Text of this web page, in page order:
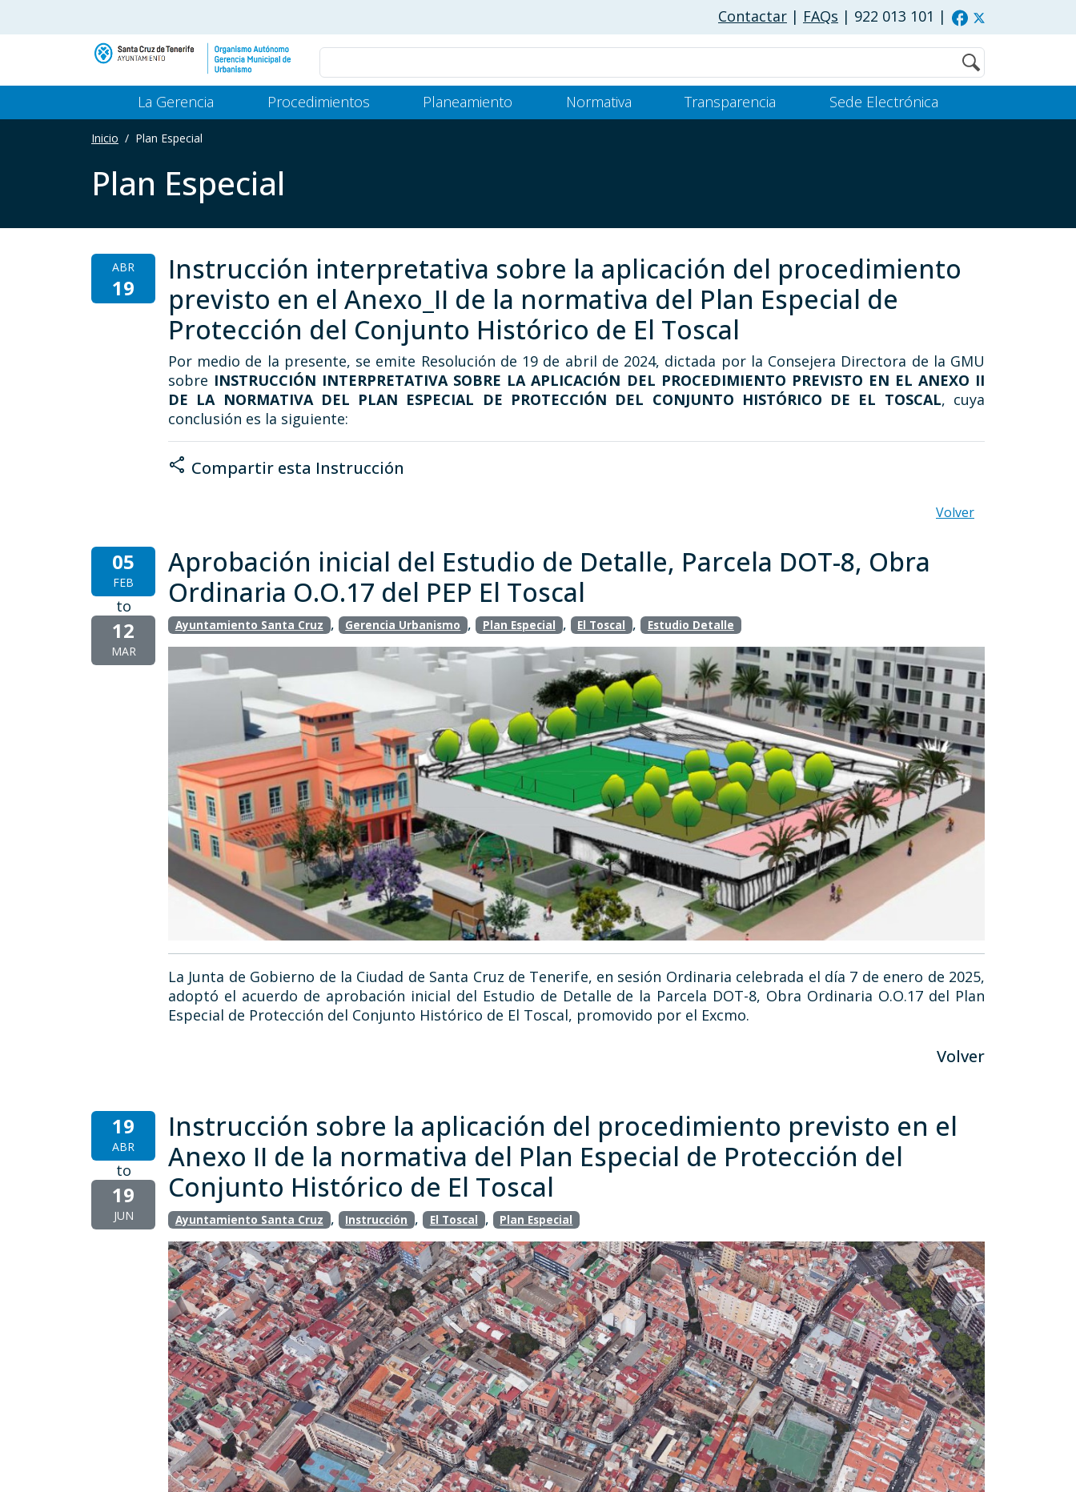
Contactar | FAQs | 922 013 101 |
Buscar
Main Menu Gerencia
La Gerencia Procedimientos Planeamiento Normativa Transparencia Sede Electrónica
Inicio Plan Especial
Plan Especial
ABR
19
Instrucción interpretativa sobre la aplicación del procedimiento
previsto en el Anexo_II de la normativa del Plan Especial de
Protección del Conjunto Histórico de El Toscal
Por medio de la presente, se emite Resolución de 19 de abril de 2024, dictada por la Consejera Directora de la GMU
sobre INSTRUCCIÓN INTERPRETATIVA SOBRE LA APLICACIÓN DEL PROCEDIMIENTO PREVISTO EN EL ANEXO II
DE LA NORMATIVA DEL PLAN ESPECIAL DE PROTECCIÓN DEL CONJUNTO HISTÓRICO DE EL TOSCAL, cuya
conclusión es la siguiente:
share Compartir esta Instrucción
Volver
05
FEB
to
12
MAR
Aprobación inicial del Estudio de Detalle, Parcela DOT-8, Obra
Ordinaria O.O.17 del PEP El Toscal
Ayuntamiento Santa Cruz , Gerencia Urbanismo , Plan Especial , El Toscal , Estudio Detalle
La Junta de Gobierno de la Ciudad de Santa Cruz de Tenerife, en sesión Ordinaria celebrada el día 7 de enero de 2025,
adoptó el acuerdo de aprobación inicial del Estudio de Detalle de la Parcela DOT-8, Obra Ordinaria O.O.17 del Plan
Especial de Protección del Conjunto Histórico de El Toscal, promovido por el Excmo.
Volver
19
ABR
to
19
JUN
Instrucción sobre la aplicación del procedimiento previsto en el
Anexo II de la normativa del Plan Especial de Protección del
Conjunto Histórico de El Toscal
Ayuntamiento Santa Cruz , Instrucción , El Toscal , Plan Especial